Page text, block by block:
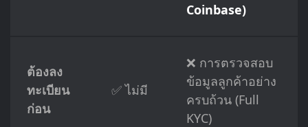
Coinbase)
ต้องลง
ทะเบียน
ก่อน
✅ ไม่มี
❌ การตรวจสอบ
ข้อมูลลูกค้าอย่าง
ครบถ้วน (Full
KYC)